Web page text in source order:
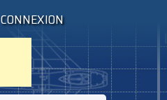
CONNEXION